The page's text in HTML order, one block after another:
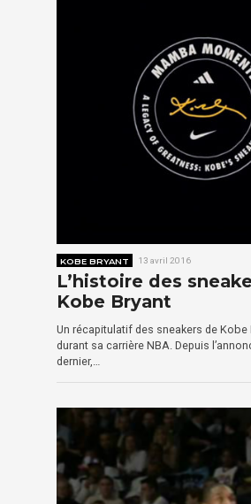
KOBE BRYANT 13 avril 2016
L’histoire des
Kobe Bryant
Un récapitulatif des sneakers de Kobe
durant sa carrière NBA. Depuis
dernier,…